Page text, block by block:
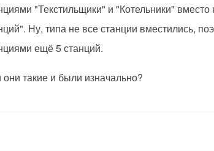
"Текстильщики" и "Котельники"
Ну, типа не все станции вместились,
ещё 5 станций.
такие и были изначально?